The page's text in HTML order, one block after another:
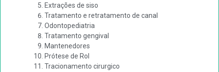
Extrações de siso
Tratamento e retratamento de canal
Odontopediatria
Tratamento gengival
Mantenedores
Prótese de Rol
Tracionamento cirurgico